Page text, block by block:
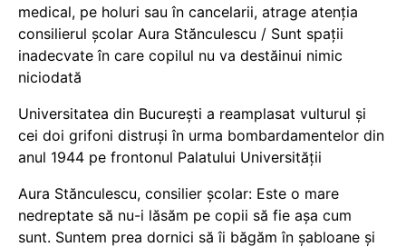
medical, pe holuri sau în cancelarii, atrage atenția
consilierul școlar Aura Stănculescu / Sunt spații
inadecvate în care copilul nu va destăinui nimic
niciodată
Universitatea din București a reamplasat vulturul și
cei doi grifoni distruși în urma bombardamentelor din
anul 1944 pe frontonul Palatului Universității
Aura Stănculescu, consilier școlar: Este o mare
nedreptate să nu-i lăsăm pe copii să fie așa cum
sunt. Suntem prea dornici să îi băgăm în șabloane și